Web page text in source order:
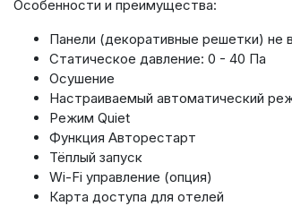
Особенности и преимущества:
Панели (декоративные решетки) не
Статическое давление: 0 - 40 Па
Осушение
Настраиваемый автоматический
Режим Quiet
Функция Авторестарт
Тёплый запуск
Wi-Fi управление (опция)
Карта доступа для отелей